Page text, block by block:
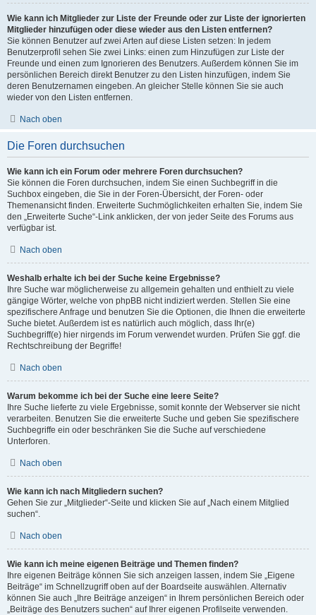
Wie kann ich Mitglieder zur Liste der Freunde oder zur Liste der ignorierten
Mitglieder hinzufügen oder diese wieder aus den Listen entfernen?
Sie können Benutzer auf zwei Arten auf diese Listen setzen: In jedem
Benutzerprofil sehen Sie zwei Links: einen zum Hinzufügen zur Liste der
Freunde und einen zum Ignorieren des Benutzers. Außerdem können Sie im
persönlichen Bereich direkt Benutzer zu den Listen hinzufügen, indem Sie
deren Benutzernamen eingeben. An gleicher Stelle können Sie sie auch
wieder von den Listen entfernen.
Nach oben
Die Foren durchsuchen
Wie kann ich ein Forum oder mehrere Foren durchsuchen?
Sie können die Foren durchsuchen, indem Sie einen Suchbegriff in die
Suchbox eingeben, die Sie in der Foren-Übersicht, der Foren- oder
Themenansicht finden. Erweiterte Suchmöglichkeiten erhalten Sie, indem Sie
den „Erweiterte Suche“-Link anklicken, der von jeder Seite des Forums aus
verfügbar ist.
Nach oben
Weshalb erhalte ich bei der Suche keine Ergebnisse?
Ihre Suche war möglicherweise zu allgemein gehalten und enthielt zu viele
gängige Wörter, welche von phpBB nicht indiziert werden. Stellen Sie eine
spezifischere Anfrage und benutzen Sie die Optionen, die Ihnen die erweiterte
Suche bietet. Außerdem ist es natürlich auch möglich, dass Ihr(e)
Suchbegriff(e) hier nirgends im Forum verwendet wurden. Prüfen Sie ggf. die
Rechtschreibung der Begriffe!
Nach oben
Warum bekomme ich bei der Suche eine leere Seite?
Ihre Suche lieferte zu viele Ergebnisse, somit konnte der Webserver sie nicht
verarbeiten. Benutzen Sie die erweiterte Suche und geben Sie spezifischere
Suchbegriffe ein oder beschränken Sie die Suche auf verschiedene
Unterforen.
Nach oben
Wie kann ich nach Mitgliedern suchen?
Gehen Sie zur „Mitglieder“-Seite und klicken Sie auf „Nach einem Mitglied
suchen“.
Nach oben
Wie kann ich meine eigenen Beiträge und Themen finden?
Ihre eigenen Beiträge können Sie sich anzeigen lassen, indem Sie „Eigene
Beiträge“ im Schnellzugriff oben auf der Boardseite auswählen. Alternativ
können Sie auch „Ihre Beiträge anzeigen“ in Ihrem persönlichen Bereich oder
„Beiträge des Benutzers suchen“ auf Ihrer eigenen Profilseite verwenden.